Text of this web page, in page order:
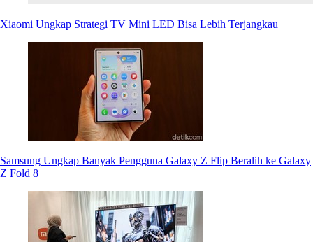
Xiaomi Ungkap Strategi TV Mini LED Bisa Lebih Terjangkau
Samsung Ungkap Banyak Pengguna Galaxy Z Flip Beralih ke Galaxy
Z Fold 8